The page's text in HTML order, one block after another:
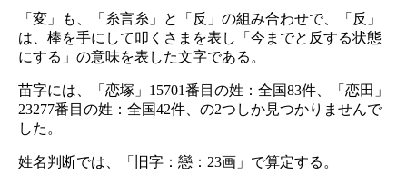
「変」も、「糸言糸」と「反」の組み合わせで、「反」
は、棒を手にして叩くさまを表し「今までと反する状態
にする」の意味を表した文字である。
苗字には、「恋塚」15701番目の姓：全国83件、「恋田」
23277番目の姓：全国42件、の2つしか見つかりませんで
した。
姓名判断では、「旧字：戀：23画」で算定する。